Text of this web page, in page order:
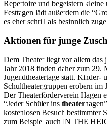
Repertoire und begeistern kleine
Festtagen lädt außerdem die
es eher schrill als besinnlich
Aktionen für junge
Dem Theater liegt vor allem
Jahr 2018 finden daher zum 29.
Jugendtheatertage statt. Kinder-
Schultheatergruppen erobern im
Der Theaterförderverein Hagen
“Jeder Schüler ins theater
kostenlosen Besuch bestimmter
zum Beispiel auch IN THE